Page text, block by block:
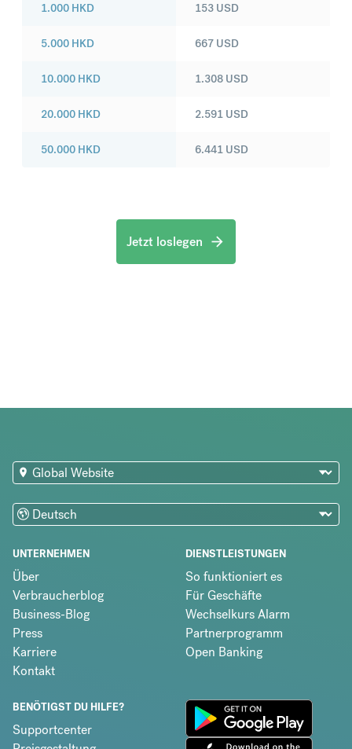
1.000 HKD
5.000 HKD
10.000 HKD
20.000 HKD
50.000 HKD
153 USD
667 USD
1.308 USD
2.591 USD
6.441 USD
Jetzt loslegen
UNTERNEHMEN
Über
Verbraucherblog
Business-Blog
Press
Karriere
Kontakt
DIENSTLEISTUNGEN
So funktioniert es
Für Geschäfte
Wechselkurs Alarm
Partnerprogramm
Open Banking
BENÖTIGST DU HILFE?
Supportcenter